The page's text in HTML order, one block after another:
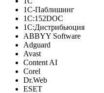
1С-Паблишинг
1С:152DOC
1С:Дистрибьюция
ABBYY Software
Adguard
Avast
Content AI
Corel
Dr.Web
ESET